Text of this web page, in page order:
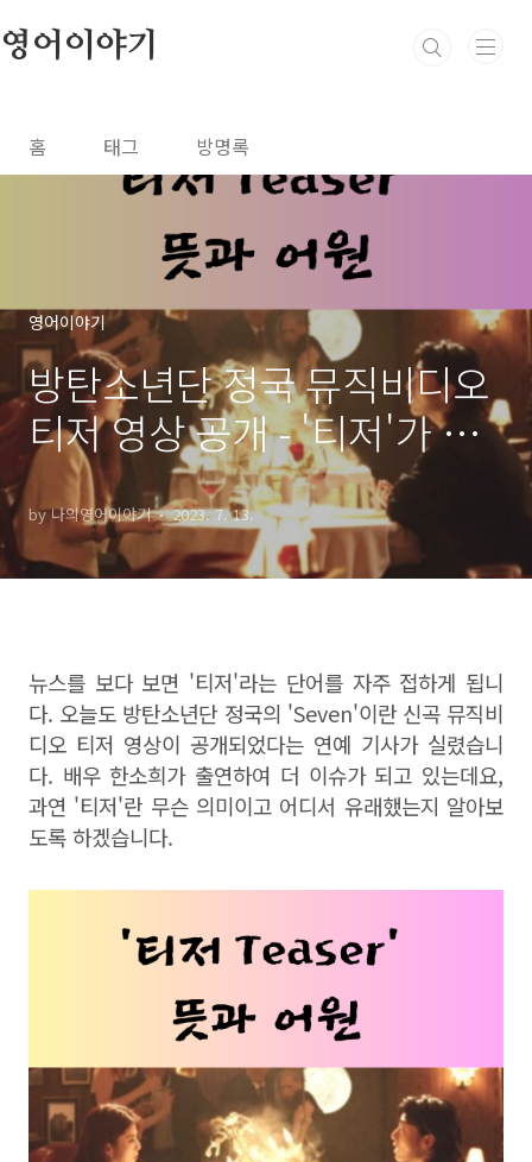
영어이야기
홈 태그 방명록
영어이야기
방탄소년단 정국 뮤직비디오
티저 영상 공개 - '티저'가 뭐
지?
by 나의영어이야기 2023. 7. 13.
뉴스를 보다 보면 '티저'라는 단어를 자주 접하게 됩니
다. 오늘도 방탄소년단 정국의 'Seven'이란 신곡 뮤직비
디오 티저 영상이 공개되었다는 연예 기사가 실렸습니
다. 배우 한소희가 출연하여 더 이슈가 되고 있는데요,
과연 '티저'란 무슨 의미이고 어디서 유래했는지 알아보
도록 하겠습니다.